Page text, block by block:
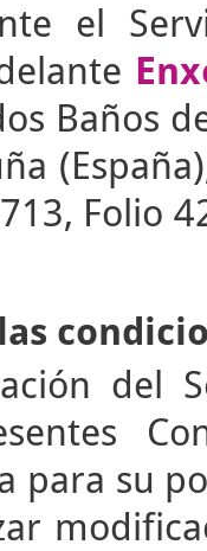
el
Baños
Folio
del
para su